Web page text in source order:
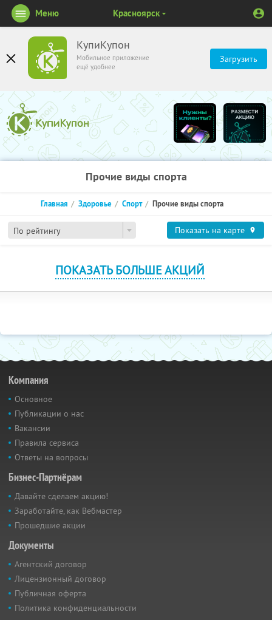
КупиКупон
Мобильное приложение
ещё удобнее
Загрузить
Меню Красноярск
Прочие виды спорта
По рейтингу
Главная Здоровье Спорт Прочие виды спорта
Показать на карте
ПОКАЗАТЬ БОЛЬШЕ АКЦИЙ
Компания
Основное
Публикации о нас
Вакансии
Правила сервиса
Ответы на вопросы
Бизнес-Партнёрам
Давайте сделаем акцию!
Заработайте, как Вебмастер
Прошедшие акции
Документы
Агентский договор
Лицензионный договор
Публичная оферта
Политика конфиденциальности